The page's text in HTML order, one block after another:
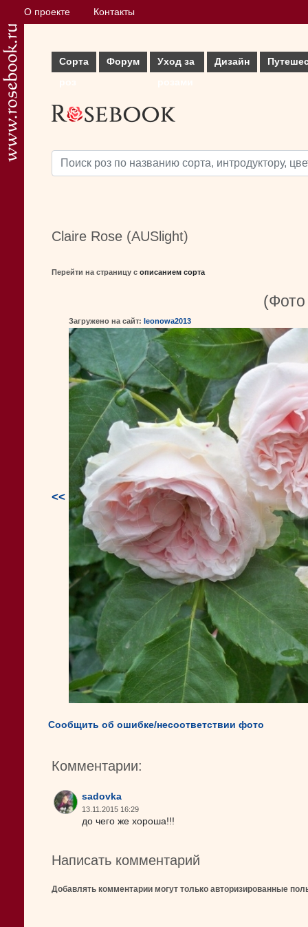
О проекте Контакты
Сорта
Форум
Уход за
Дизайн
Claire Rose (AUSlight)
Перейти на страницу с описанием сорта
<<
(Фото
Загружено на сайт: leonowa2013
Сообщить об ошибке/несоответствии фото
Комментарии:
sadovka
13.11.2015 16:29
до чего же хороша!!!
Написать комментарий
Добавлять комментарии могут только авторизированные